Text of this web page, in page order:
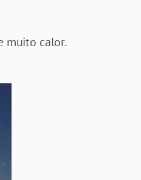
muito calor.